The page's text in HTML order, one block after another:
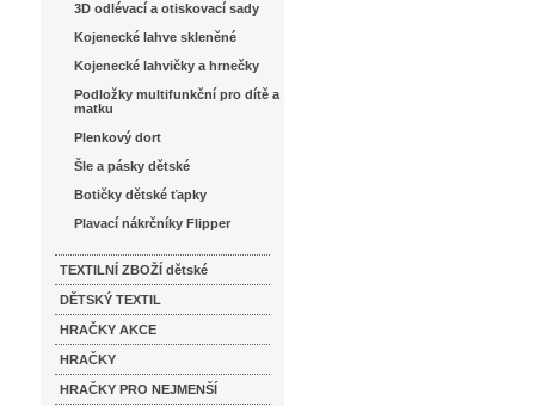
3D odlévací a otiskovací sady
Kojenecké lahve skleněné
Kojenecké lahvičky a hrnečky
Podložky multifunkční pro dítě a
matku
Plenkový dort
Šle a pásky dětské
Botičky dětské ťapky
Plavací nákrčníky Flipper
TEXTILNÍ ZBOŽÍ dětské
DĚTSKÝ TEXTIL
HRAČKY AKCE
HRAČKY
HRAČKY PRO NEJMENŠÍ